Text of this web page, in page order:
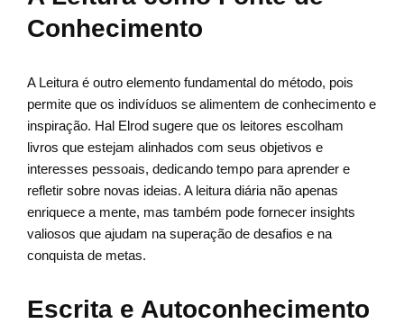
Conhecimento
A Leitura é outro elemento fundamental do método, pois
permite que os indivíduos se alimentem de conhecimento e
inspiração. Hal Elrod sugere que os leitores escolham
livros que estejam alinhados com seus objetivos e
interesses pessoais, dedicando tempo para aprender e
refletir sobre novas ideias. A leitura diária não apenas
enriquece a mente, mas também pode fornecer insights
valiosos que ajudam na superação de desafios e na
conquista de metas.
Escrita e Autoconhecimento